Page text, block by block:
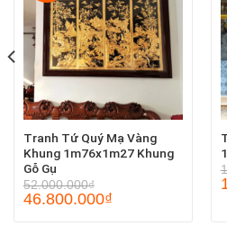
Tranh Tứ Quý Mạ Vàng
Khung 1m76x1m27 Khung
Gỗ Gụ
52.000.000₫
46.800.000₫